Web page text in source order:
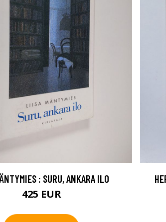
: SURU, ANKARA ILO
425 EUR